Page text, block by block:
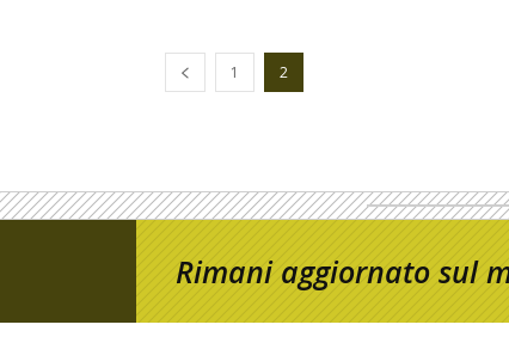
1 2
Rimani aggiornato sul